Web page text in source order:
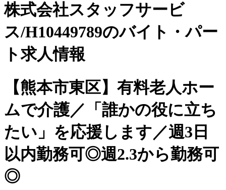
株式会社スタッフサービ
ス/H10449789のバイト・パー
ト求人情報
【熊本市東区】有料老人ホー
ムで介護／「誰かの役に立ち
たい」を応援します／週3日
以内勤務可◎週2.3から勤務可
◎